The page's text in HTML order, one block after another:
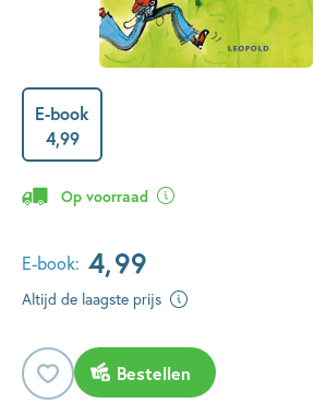
E-book
4,99
Op voorraad
E-book: 4,99
Altijd de laagste prijs
Bestellen